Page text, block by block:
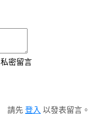
私密留言
請先 登入 以發表留言。